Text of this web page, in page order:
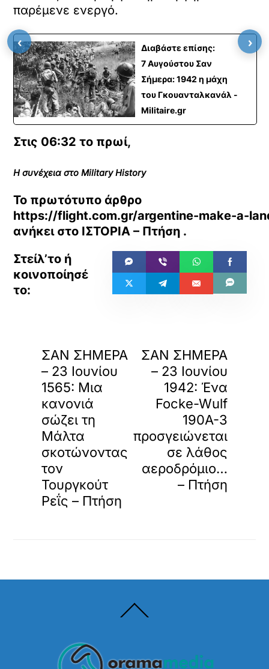
παρέμενε ενεργό.
Διαβάστε επίσης:
7 Αυγούστου Σαν
Σήμερα: 1942 η μάχη
του Γκουανταλκανάλ -
Militaire.gr
Στις 06:32 το πρωί,
Η συνέχεια στο Military History
Το πρωτότυπο άρθρο
https://flight.com.gr/argentine-make-a-
ανήκει στο ΙΣΤΟΡΙΑ – Πτήση .
ΣΑΝ ΣΗΜΕΡΑ
– 23 Ιουνίου
1565: Μια
κανονιά
σώζει τη
Μάλτα
σκοτώνοντας
τον
Τουργκούτ
Ρεΐς – Πτήση
ΣΑΝ ΣΗΜΕΡΑ
– 23 Ιουνίου
1942: Ένα
Focke-Wulf
190A-3
προσγειώνεται
σε λάθος
αεροδρόμιο…
– Πτήση
To
‹ ›